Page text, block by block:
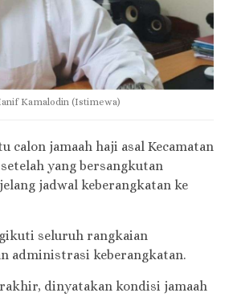
Kamalodin (Istimewa)
calon jamaah haji asal Kecamatan
yang bersangkutan
jadwal keberangkatan ke
seluruh rangkaian
administrasi keberangkatan.
dinyatakan kondisi jamaah